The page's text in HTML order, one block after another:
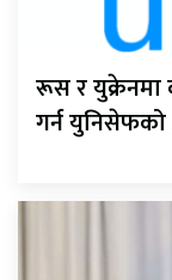
रूस र युक्रेनमा
गर्न युनिसेफको